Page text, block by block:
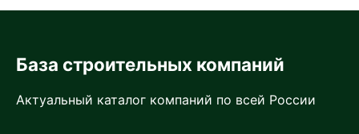
База строительных компаний
Актуальный каталог компаний по всей России